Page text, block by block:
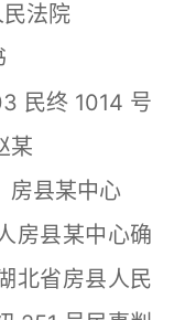
法院
终 1014 号
某
县某中心
县某中心确
北省房县人民